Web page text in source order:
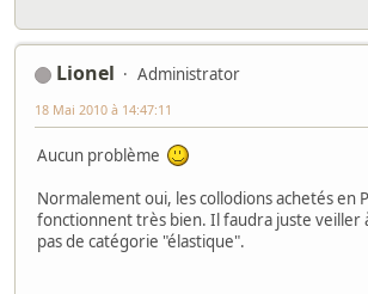
Lionel
Administrator
18 Mai 2010 à 14:47:11
Aucun problème
Normalement oui, les collodions achetés en
fonctionnent très bien. Il faudra juste veiller
pas de catégorie "élastique".